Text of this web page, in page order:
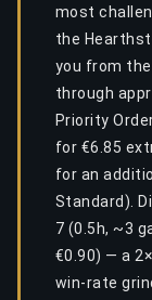
most
the
you from
through
Priority
for €6.85
for an
Standard).
7 (0.5h, ~3
€0.90) — a
win-rate